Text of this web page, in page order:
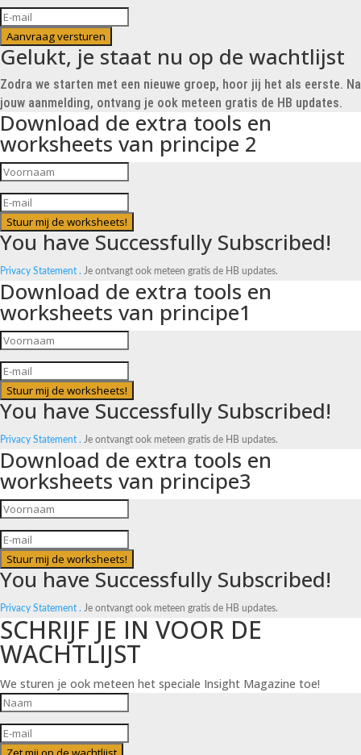
Aanvraag versturen
Gelukt, je staat nu op de wachtlijst
Zodra we starten met een nieuwe groep, hoor jij het als eerste. Na
jouw aanmelding, ontvang je ook meteen gratis de HB updates.
Download de extra tools en
worksheets van principe 2
Stuur mij de worksheets!
You have Successfully Subscribed!
Privacy Statement . Je ontvangt ook meteen gratis de HB updates.
Download de extra tools en
worksheets van principe1
Stuur mij de worksheets!
You have Successfully Subscribed!
Privacy Statement . Je ontvangt ook meteen gratis de HB updates.
Download de extra tools en
worksheets van principe3
Stuur mij de worksheets!
You have Successfully Subscribed!
Privacy Statement . Je ontvangt ook meteen gratis de HB updates.
SCHRIJF JE IN VOOR DE
WACHTLIJST
We sturen je ook meteen het speciale Insight Magazine toe!